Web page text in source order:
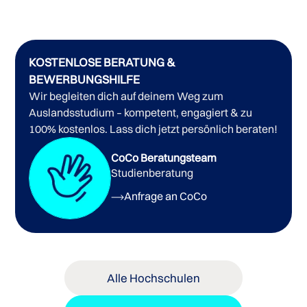
Bachelorstudiengänge der RMIT University
Promotionsstudiengänge der RMIT University
KOSTENLOSE BERATUNG &
BEWERBUNGSHILFE
Wir begleiten dich auf deinem Weg zum
Auslandsstudium – kompetent, engagiert & zu
100% kostenlos. Lass dich jetzt persönlich beraten!
CoCo Beratungsteam
Studienberatung
Anfrage an CoCo
Alle Hochschulen